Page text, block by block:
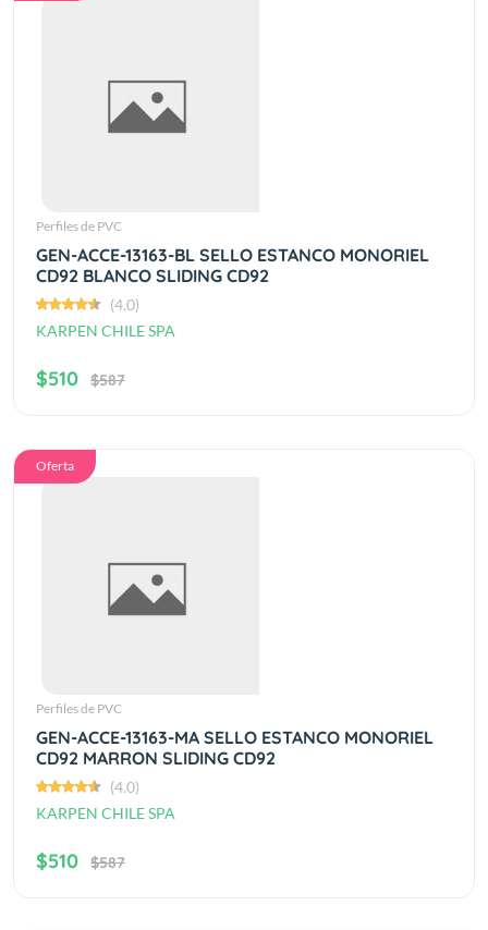
Perfiles de PVC
GEN-ACCE-13163-BL SELLO ESTANCO MONORIEL
CD92 BLANCO SLIDING CD92
(4.0)
KARPEN CHILE SPA
$510 $587
Oferta
Perfiles de PVC
GEN-ACCE-13163-MA SELLO ESTANCO MONORIEL
CD92 MARRON SLIDING CD92
(4.0)
KARPEN CHILE SPA
$510 $587